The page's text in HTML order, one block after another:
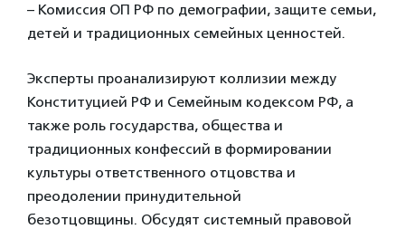
– Комиссия ОП РФ по демографии, защите семьи,
детей и традиционных семейных ценностей.
Эксперты проанализируют коллизии между
Конституцией РФ и Семейным кодексом РФ, а
также роль государства, общества и
традиционных конфессий в формировании
культуры ответственного отцовства и
преодолении принудительной
безотцовщины. Обсудят системный правовой